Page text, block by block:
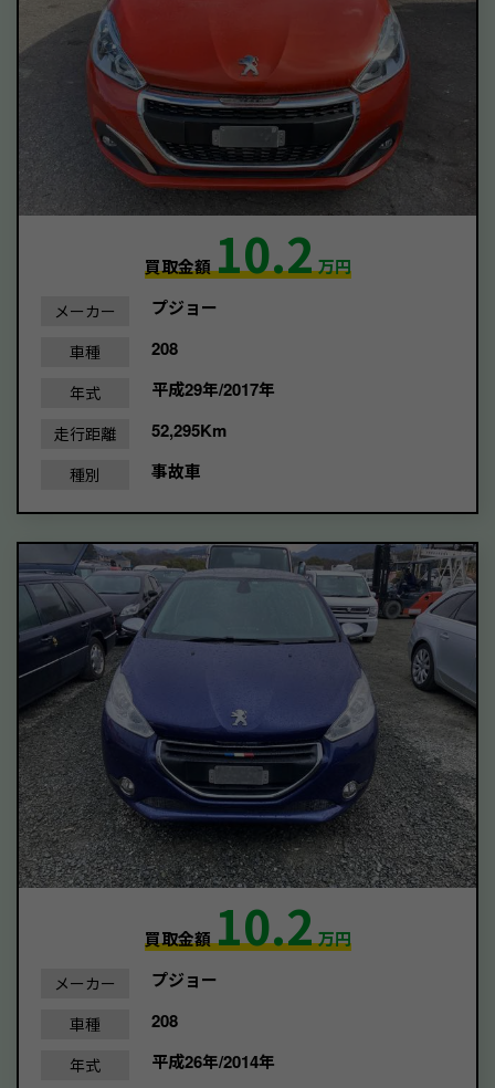
買取金額10.2万円
メーカー プジョー
車種 208
年式 平成29年/2017年
走行距離 52,295Km
種別 事故車
買取金額10.2万円
メーカー プジョー
車種 208
年式 平成26年/2014年